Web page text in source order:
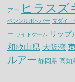
アー ヒラスズ
ペンシルポッパー マダイ
ー ライトゲーム リップ
和歌山県 大阪湾
ルアー 静岡県 高知